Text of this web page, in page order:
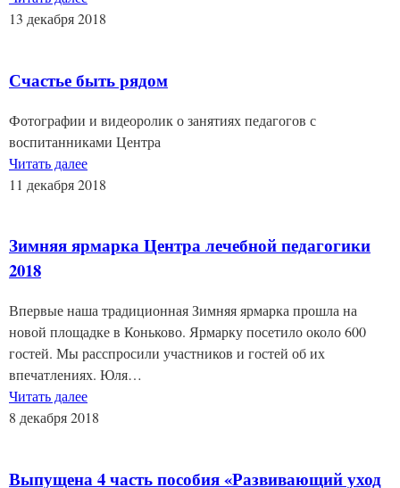
13 декабря 2018
Счастье быть рядом
Фотографии и видеоролик о занятиях педагогов с
воспитанниками Центра
Читать далее
11 декабря 2018
Зимняя ярмарка Центра лечебной педагогики
2018
Впервые наша традиционная Зимняя ярмарка прошла на
новой площадке в Коньково. Ярмарку посетило около 600
гостей. Мы расспросили участников и гостей об их
впечатлениях. Юля…
Читать далее
8 декабря 2018
Выпущена 4 часть пособия «Развивающий уход